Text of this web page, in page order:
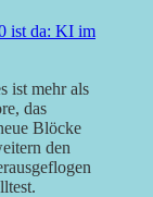
ist da: KI im
ist mehr als
das
Blöcke
den